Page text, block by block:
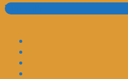
Translate: